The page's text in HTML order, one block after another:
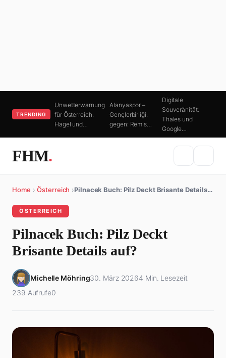
TRENDING
Unwetterwarnung
für Österreich:
Hagel und…
Alanyaspor –
Gençlerbirliği:
gegen: Remis…
Digitale
Souveränität:
Thales und
Google…
FHM.
Home › Österreich ›Pilnacek Buch: Pilz Deckt Brisante Details…
ÖSTERREICH
Pilnacek Buch: Pilz Deckt
Brisante Details auf?
Michelle Möhring30. März 20264 Min. Lesezeit
239 Aufrufe0